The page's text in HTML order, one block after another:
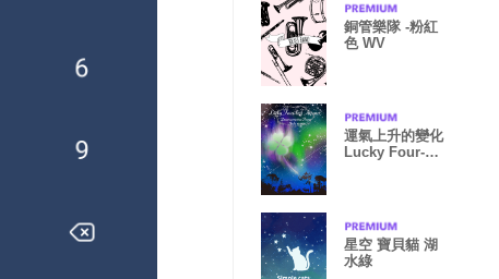
銅管樂隊 -粉紅
色 WV
運氣上升的變化
Lucky Four-
星空 寶貝貓 湖
水綠